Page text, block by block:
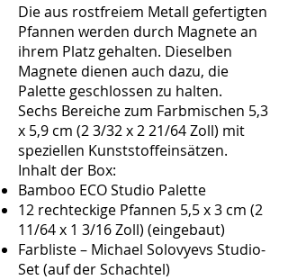
Die aus rostfreiem Metall gefertigten
Pfannen werden durch Magnete an
ihrem Platz gehalten. Dieselben
Magnete dienen auch dazu, die
Palette geschlossen zu halten.
Sechs Bereiche zum Farbmischen 5,3
x 5,9 cm (2 3/32 x 2 21/64 Zoll) mit
speziellen Kunststoffeinsätzen.
Inhalt der Box:
Bamboo ECO Studio Palette
12 rechteckige Pfannen 5,5 x 3 cm (2
11/64 x 1 3/16 Zoll) (eingebaut)
Farbliste – Michael Solovyevs Studio-
Set (auf der Schachtel)